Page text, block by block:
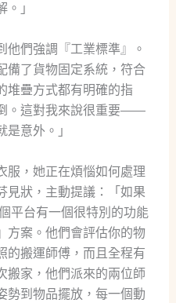
」
他們強調『工業標準』。
備了貨物固定系統，符合
堆疊方式都有明確的指
。這對我來說很重要——
意外。」
服，她正在煩惱如何處理
見狀，主動提議：「如果
平台有一個很特別的功能
案。他們會評估你的物
的搬運師傅，而且全程有
搬家，他們派來的兩位師
勢到物品擺放，每一個動